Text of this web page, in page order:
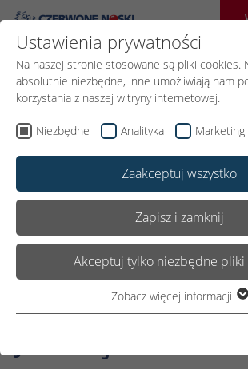
Wróć
Udostępnij:
Czerwone Noski
odwiedziły
Ustawienia prywatności
Na naszej stronie stosowane są pliki cookies.
absolutnie niezbędne, inne umożliwiają nam
korzystania z naszej witryny internetowej.
Niezbędne Analityka Marketing
Zaakceptuj wszystko
Zapisz i zamknij
Akceptuj tylko niezbędne pliki
działa prawidłowo.
Zobacz więcej informacji